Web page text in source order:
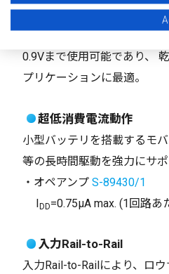
での動作が可能。
0.9Vまで使用可能であり、
プリケーションに最適。
超低消費電流動作
小型バッテリを搭載するモ
等の長時間駆動を強力にサポ
・オペアンプ S-89430/1
IDD=0.75µA max. (1回路あ
入力Rail-to-Rail
入力Rail-to-Railにより、ロ